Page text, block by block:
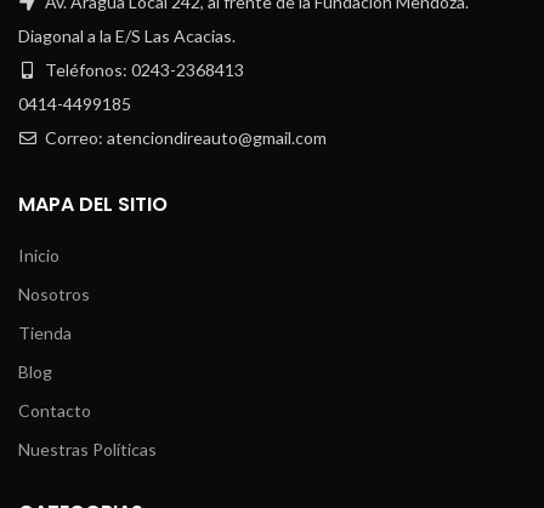
Diagonal a la E/S Las Acacias.
Teléfonos: 0243-2368413
0414-4499185
Correo: atenciondireauto@gmail.com
MAPA DEL SITIO
Inicio
Nosotros
Tienda
Blog
Contacto
Nuestras Políticas